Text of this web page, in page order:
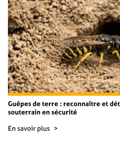
Guêpes de terre : reconnaître et
souterrain en sécurité
En savoir plus